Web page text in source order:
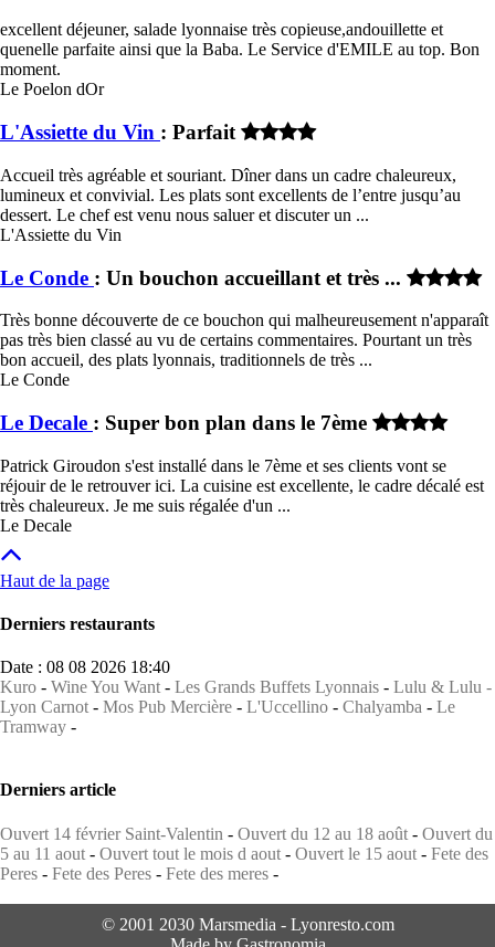
excellent déjeuner, salade lyonnaise très copieuse,andouillette et
quenelle parfaite ainsi que la Baba. Le Service d'EMILE au top. Bon
moment.
Le Poelon dOr
L'Assiette du Vin : Parfait
Accueil très agréable et souriant. Dîner dans un cadre chaleureux,
lumineux et convivial. Les plats sont excellents de l’entre jusqu’au
dessert. Le chef est venu nous saluer et discuter un ...
L'Assiette du Vin
Le Conde : Un bouchon accueillant et très ...
Très bonne découverte de ce bouchon qui malheureusement n'apparaît
pas très bien classé au vu de certains commentaires. Pourtant un très
bon accueil, des plats lyonnais, traditionnels de très ...
Le Conde
Le Decale : Super bon plan dans le 7ème
Patrick Giroudon s'est installé dans le 7ème et ses clients vont se
réjouir de le retrouver ici. La cuisine est excellente, le cadre décalé est
très chaleureux. Je me suis régalée d'un ...
Le Decale
Haut de la page
Derniers restaurants
Date : 08 08 2026 18:40
Kuro - Wine You Want - Les Grands Buffets Lyonnais - Lulu & Lulu -
Lyon Carnot - Mos Pub Mercière - L'Uccellino - Chalyamba - Le
Tramway -
Derniers article
Ouvert 14 février Saint-Valentin - Ouvert du 12 au 18 août - Ouvert du
5 au 11 aout - Ouvert tout le mois d aout - Ouvert le 15 aout - Fete des
Peres - Fete des Peres - Fete des meres -
© 2001 2030 Marsmedia - Lyonresto.com